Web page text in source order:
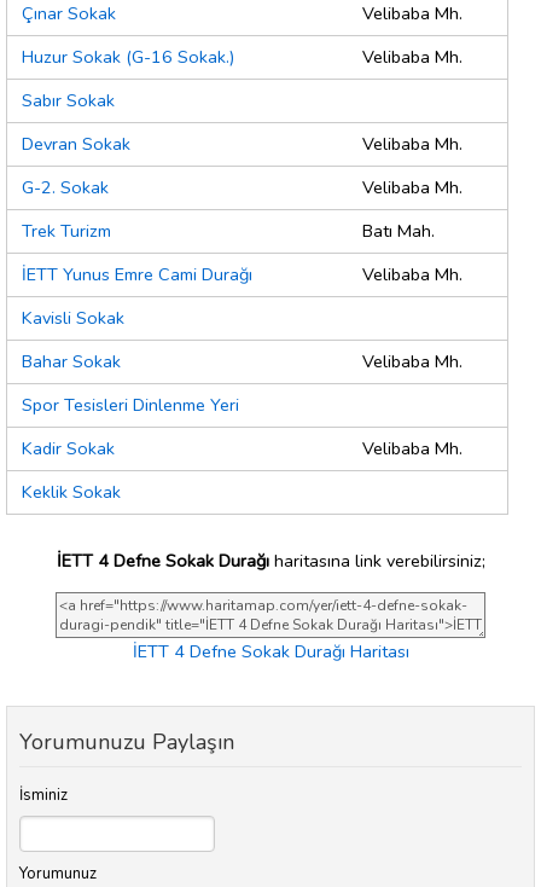
Çınar Sokak
Velibaba Mh.
Huzur Sokak (G-16 Sokak.)
Velibaba Mh.
Sabır Sokak
Devran Sokak
Velibaba Mh.
G-2. Sokak
Velibaba Mh.
Trek Turizm
Batı Mah.
İETT Yunus Emre Cami Durağı
Velibaba Mh.
Kavisli Sokak
Bahar Sokak
Velibaba Mh.
Spor Tesisleri Dinlenme Yeri
Kadir Sokak
Velibaba Mh.
Keklik Sokak
İETT 4 Defne Sokak Durağıharitasına link verebilirsiniz;
İETT 4 Defne Sokak Durağı Haritası
Yorumunuzu Paylaşın
İsminiz
Yorumunuz